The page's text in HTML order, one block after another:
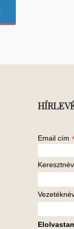
Email cím
Keresztnév